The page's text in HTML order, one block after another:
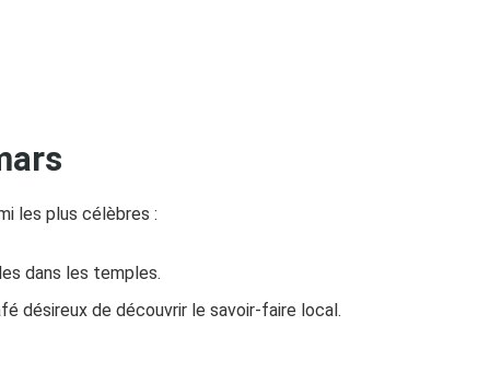
les plus célèbres :
dans les temples.
désireux de découvrir le savoir-faire local.